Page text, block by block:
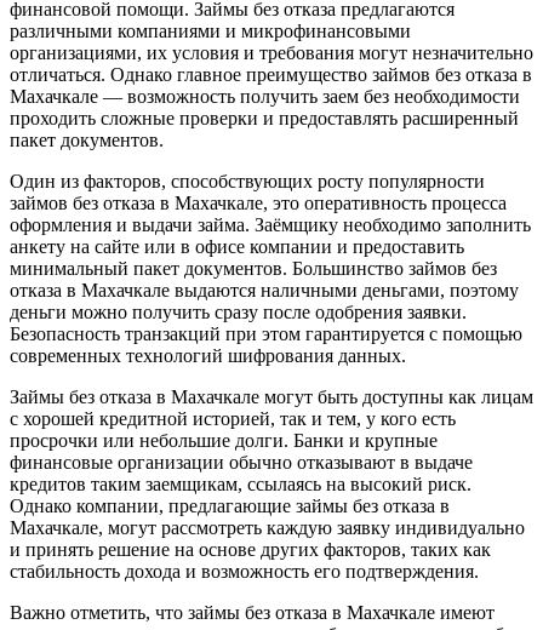
финансовой помощи. Займы без отказа предлагаются
различными компаниями и микрофинансовыми
организациями, их условия и требования могут незначительно
отличаться. Однако главное преимущество займов без отказа в
Махачкале — возможность получить заем без необходимости
проходить сложные проверки и предоставлять расширенный
пакет документов.
Один из факторов, способствующих росту популярности
займов без отказа в Махачкале, это оперативность процесса
оформления и выдачи займа. Заёмщику необходимо заполнить
анкету на сайте или в офисе компании и предоставить
минимальный пакет документов. Большинство займов без
отказа в Махачкале выдаются наличными деньгами, поэтому
деньги можно получить сразу после одобрения заявки.
Безопасность транзакций при этом гарантируется с помощью
современных технологий шифрования данных.
Займы без отказа в Махачкале могут быть доступны как лицам
с хорошей кредитной историей, так и тем, у кого есть
просрочки или небольшие долги. Банки и крупные
финансовые организации обычно отказывают в выдаче
кредитов таким заемщикам, ссылаясь на высокий риск.
Однако компании, предлагающие займы без отказа в
Махачкале, могут рассмотреть каждую заявку индивидуально
и принять решение на основе других факторов, таких как
стабильность дохода и возможность его подтверждения.
Важно отметить, что займы без отказа в Махачкале имеют